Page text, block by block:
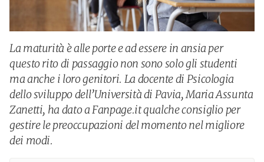
La maturità è alle porte e ad essere in ansia per
questo rito di passaggio non sono solo gli studenti
ma anche i loro genitori. La docente di Psicologia
dello sviluppo dell’Università di Pavia, Maria Assunta
Zanetti, ha dato a Fanpage.it qualche consiglio per
gestire le preoccupazioni del momento nel migliore
dei modi.